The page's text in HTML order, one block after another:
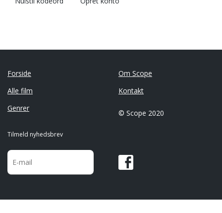
Forside
Alle film
Genrer
Om Scope
Kontakt
© Scope 2020
Tilmeld nyhedsbrev